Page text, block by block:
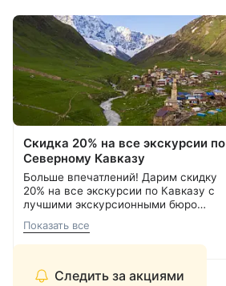
Следить за акциями
Скидка 20% на все экскурсии по
Северному Кавказу
Больше впечатлений! Дарим скидку
20% на все экскурсии по Кавказу с
лучшими экскурсионными бюро
Кавминвод. Более 20 направлений и
самые красивые места России.
Прекрасная возможность сэкономить
Подробнее об акции
С теплом и заботой, Курорт26.ру
Показать все